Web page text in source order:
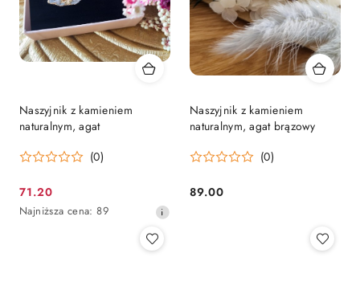
Naszyjnik z kamieniem
naturalnym, agat
(0)
Cena
promocyjna:
71.20
Najniższa
Najniższa cena: 89
Naszyjnik z kamieniem
naturalnym, agat brązowy
(0)
Cena:
89.00